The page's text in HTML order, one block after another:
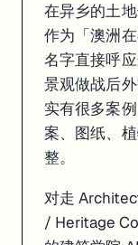
在异乡的土
作为「澳洲
名字直接呼
景观做战后
实有很多案
案、图纸、
整。
对走
/ Heritage